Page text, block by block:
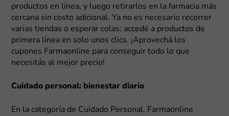
productos en línea, y luego retirarlos en la farmacia más
cercana sin costo adicional. Ya no es necesario recorrer
varias tiendas o esperar colas: accedé a productos de
primera línea en solo unos clics. ¡Aprovechá los
cupones Farmaonline para conseguir todo lo que
necesitás al mejor precio!
Cuidado personal: bienestar diario
En la categoría de Cuidado Personal, Farmaonline